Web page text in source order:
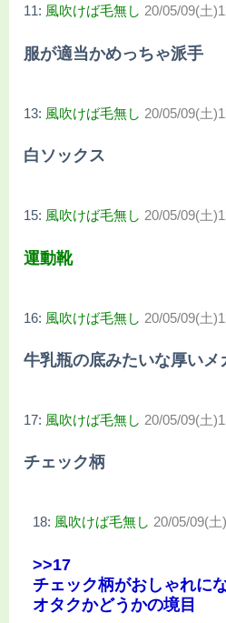
11: 風吹けば毛無し 20/05/09(土
服が適当かめっちゃ派手
13: 風吹けば毛無し 20/05/09(土
白ソックス
15: 風吹けば毛無し 20/05/09(土
運動靴
16: 風吹けば毛無し 20/05/09(土
牛乳瓶の底みたいな厚いメ
17: 風吹けば毛無し 20/05/09(土
チェック柄
18: 風吹けば毛無し 20/05/09(
>>17
チェック柄がおしゃれに
オタクかどうかの境目